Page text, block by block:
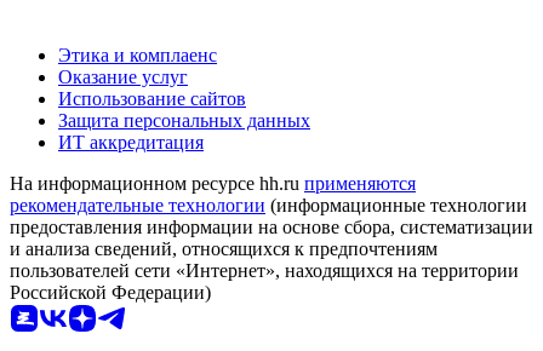
Этика и комплаенс
Оказание услуг
Использование сайтов
Защита персональных данных
ИТ аккредитация
На информационном ресурсе hh.ru применяются
рекомендательные технологии (информационные технологии
предоставления информации на основе сбора, систематизации
и анализа сведений, относящихся к предпочтениям
пользователей сети «Интернет», находящихся на территории
Российской Федерации)